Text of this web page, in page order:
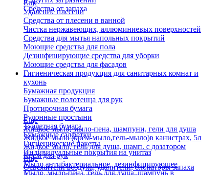
Средства от запаха
Еще
Удаление плесени
Средства от плесени в ванной
Чистка нержавеющих, аллюминиевых поверхностей
Средства для мытья напольных покрытий
Моющие средства для пола
Дезинфицирующие средства для уборки
Моющие средства для фасадов
Гигиеническая продукция для санитарных комнат и
кухонь
Бумажная продукция
Бумажные полотенца для рук
Протирочная бумага
Рулонные простыни
Туалетная бумага
Бумажные салфетки
Гигиенические пакеты
Индивидуальные покрытия на унитаз
Еще
Жидкое мыло, мыло-пена, шампуни, гели для душа
Жидкое мыло (крем-мыло,гель-мыло)в канистрах, 5л
Жидкое мыло, гель для душа, шамп. с дозатором
Крем для рук
Мыло антибактериальное, дезинфицирующее
Мыло, мыло-пена, гель для душа, шампунь в
Еще
Освежители воздуха, удалители, блокаторы запаха